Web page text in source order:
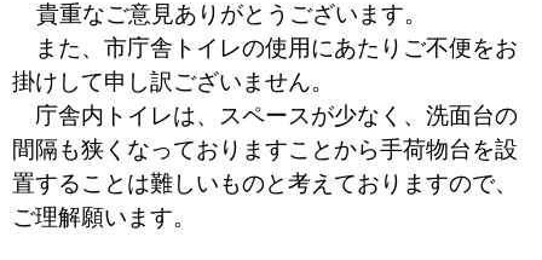
貴重なご意見ありがとうございます。
また、市庁舎トイレの使用にあたりご不便をお
掛けして申し訳ございません。
庁舎内トイレは、スペースが少なく、洗面台の
間隔も狭くなっておりますことから手荷物台を設
置することは難しいものと考えておりますので、
ご理解願います。